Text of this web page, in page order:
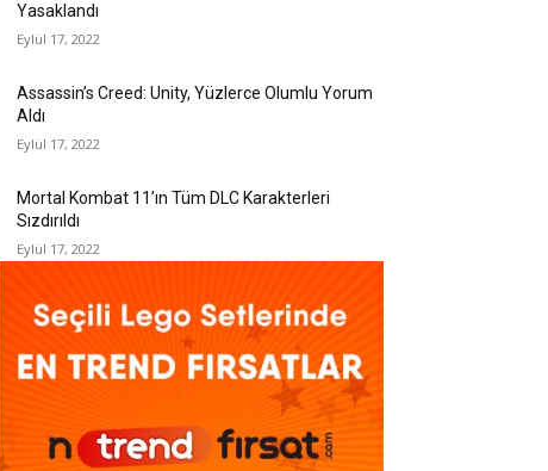
Yasaklandı
Eylül 17, 2022
Assassin’s Creed: Unity, Yüzlerce Olumlu Yorum
Aldı
Eylül 17, 2022
Mortal Kombat 11’ın Tüm DLC Karakterleri
Sızdırıldı
Eylül 17, 2022